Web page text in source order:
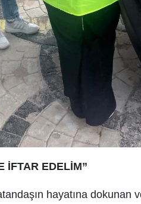
İFTAR EDELİM”
hayatına dokunan